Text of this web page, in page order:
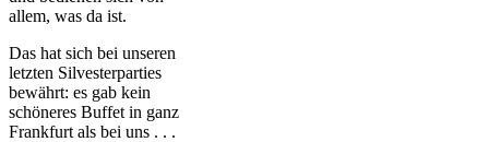
allem, was da ist.
Das hat sich bei unseren
letzten Silvesterparties
bewährt: es gab kein
schöneres Buffet in ganz
Frankfurt als bei uns . . .